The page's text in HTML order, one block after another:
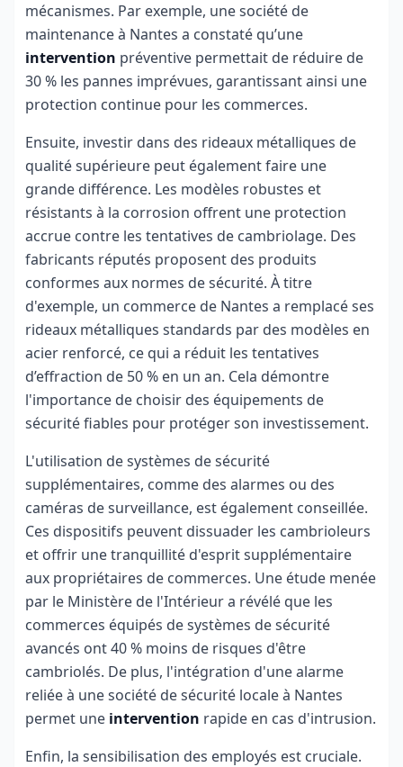
mécanismes. Par exemple, une société de
maintenance à Nantes a constaté qu’une
intervention préventive permettait de réduire de
30 % les pannes imprévues, garantissant ainsi une
protection continue pour les commerces.
Ensuite, investir dans des rideaux métalliques de
qualité supérieure peut également faire une
grande différence. Les modèles robustes et
résistants à la corrosion offrent une protection
accrue contre les tentatives de cambriolage. Des
fabricants réputés proposent des produits
conformes aux normes de sécurité. À titre
d'exemple, un commerce de Nantes a remplacé ses
rideaux métalliques standards par des modèles en
acier renforcé, ce qui a réduit les tentatives
d’effraction de 50 % en un an. Cela démontre
l'importance de choisir des équipements de
sécurité fiables pour protéger son investissement.
L'utilisation de systèmes de sécurité
supplémentaires, comme des alarmes ou des
caméras de surveillance, est également conseillée.
Ces dispositifs peuvent dissuader les cambrioleurs
et offrir une tranquillité d'esprit supplémentaire
aux propriétaires de commerces. Une étude menée
par le Ministère de l'Intérieur a révélé que les
commerces équipés de systèmes de sécurité
avancés ont 40 % moins de risques d'être
cambriolés. De plus, l'intégration d'une alarme
reliée à une société de sécurité locale à Nantes
permet une intervention rapide en cas d'intrusion.
Enfin, la sensibilisation des employés est cruciale.